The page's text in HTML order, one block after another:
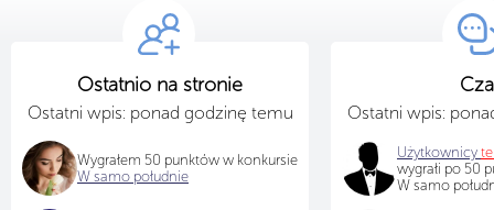
Ostatnio na stronie
Ostatni wpis: ponad godzinę temu
Wygrałem 50 punktów w konkursie
W samo południe
Ostatni wpis:
Użytkownicy
wygrałi po 50
W samo